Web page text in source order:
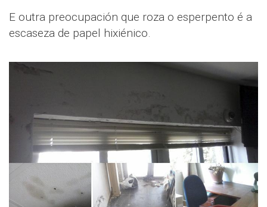
E outra preocupación que roza o esperpento é a
escaseza de papel hixiénico.